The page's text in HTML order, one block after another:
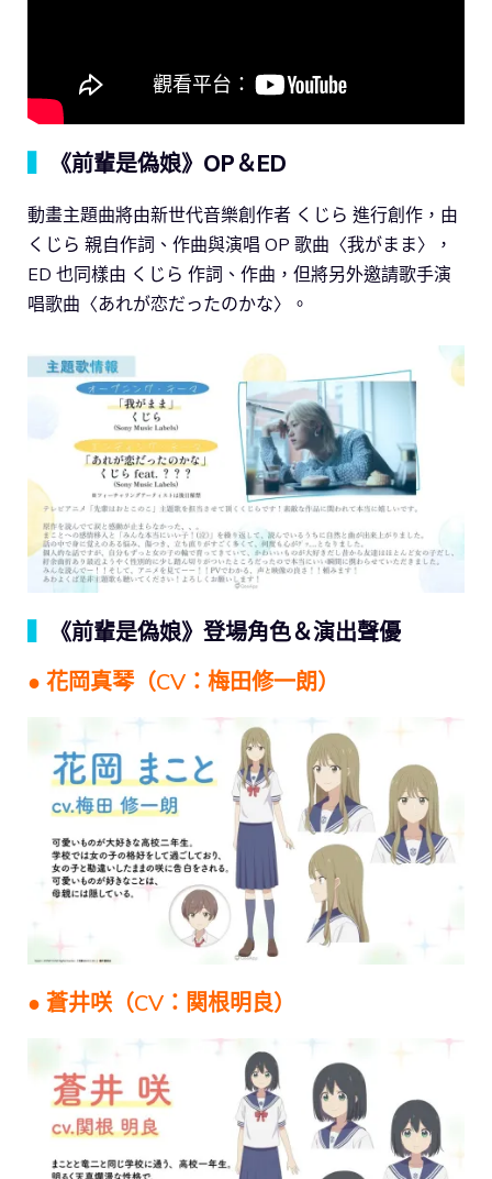
《前輩是偽娘》OP＆ED
動畫主題曲將由新世代音樂創作者 くじら 進行創作，由
くじら 親自作詞、作曲與演唱 OP 歌曲〈我がまま〉，
ED 也同樣由 くじら 作詞、作曲，但將另外邀請歌手演
唱歌曲〈あれが恋だったのかな〉。
《前輩是偽娘》登場角色＆演出聲優
● 花岡真琴（CV：梅田修一朗）
● 蒼井咲（CV：関根明良）